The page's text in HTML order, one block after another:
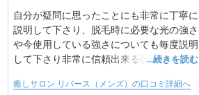
自分が疑問に思ったことにも非常に丁寧に
説明して下さり、脱毛時に必要な光の強さ
や今使用している強さについても毎度説明
して下さり非常に信頼出来る脱毛サロンだ
てくれます。（場所によっては痛いのは仕
...続きを読む
癒しサロン リバース（メンズ）の口コミ詳細へ